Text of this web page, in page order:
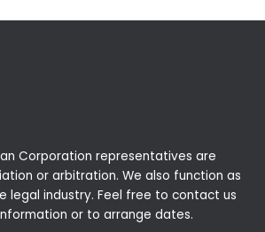
Corporation representatives are
or arbitration. We also function as
legal industry. Feel free to contact us
or to arrange dates.